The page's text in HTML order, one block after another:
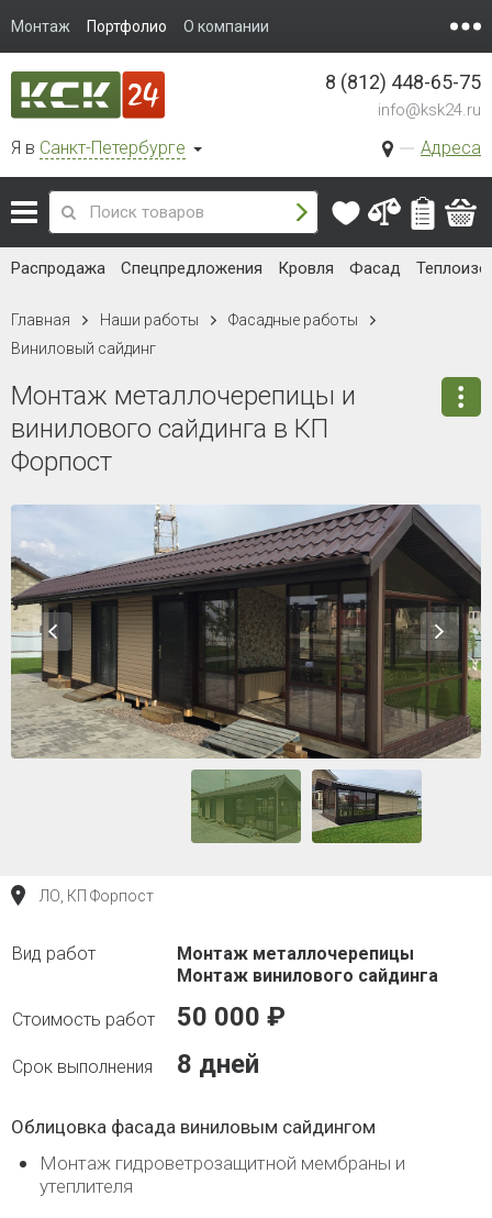
Монтаж Портфолио О компании
Я в Санкт-Петербурге Адреса
8 (812) 448-65-75
info@ksk24.ru
Распродажа Спецпредложения Кровля Фасад
Главная Наши работы
Фасадные работы
Виниловый сайдинг
Монтаж металлочерепицы и
винилового сайдинга в КП
Форпост
ЛО, КП Форпост
Монтаж металлочерепицы
Монтаж винилового сайдинга
50 000 ₽
8 дней
Облицовка фасада виниловым сайдингом
Монтаж гидроветрозащитной мембраны и
утеплителя